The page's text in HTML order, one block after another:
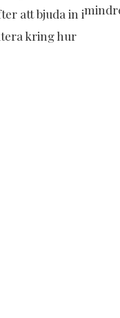
att bjuda in i
kring hur